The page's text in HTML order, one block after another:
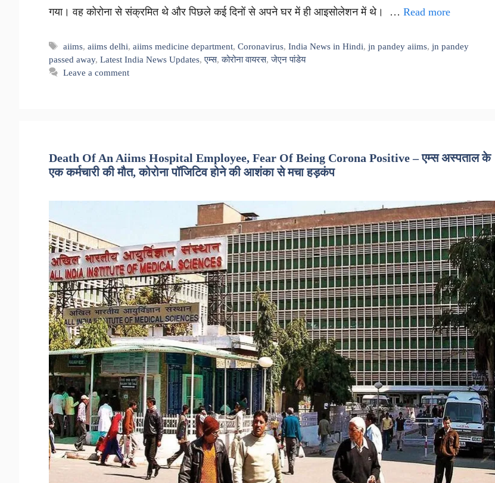
गया। वह कोरोना से संक्रमित थे और पिछले कई दिनों से अपने घर में ही आइसोलेशन में थे। … Read more
Tags
aiims,aiims delhi,aiims medicine department,Coronavirus,India News in Hindi,jn pandey aiims,jn pandey
passed away, Latest India News Updates,एम्स,कोरोना वायरस,जेएन पांडेय
Leave a comment
Death Of An Aiims Hospital Employee, Fear Of Being Corona Positive – एम्स अस्पताल के
एक कर्मचारी की मौत, कोरोना पॉजिटिव होने की आशंका से मचा हड़कंप